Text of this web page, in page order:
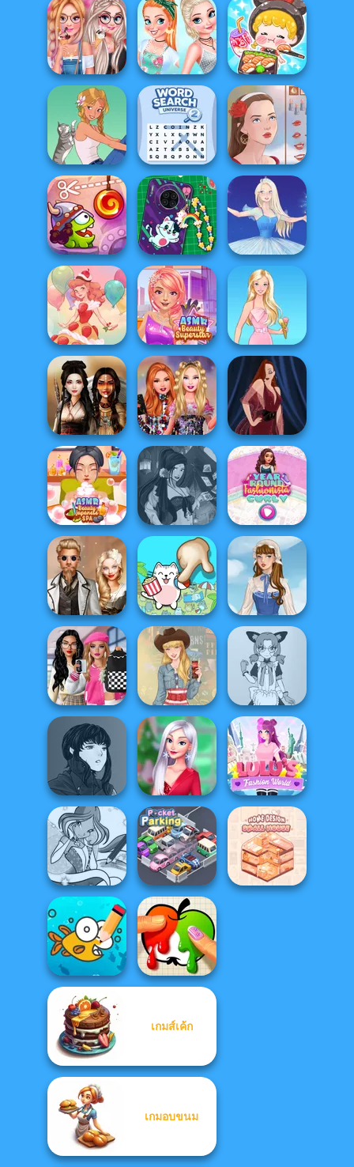
Conveyor Deli Penguin Diner 2
Cotton Candy
Store
Princess We Love
Ice Cream
Princesses
Cooking
Challenge:...
ASMR Girl:
Livestream
Mukbang
A Girl And Her Pet
Word Search
Universe 2
Portrait Maker
Cut The Rope:
Time Travel
DIY Phone Case
Shop
Ice Ballerina
Dessert Girl
ASMR Beauty
Superstar
Barbie
Battle Maidens
Bestie Birthday
Surprise
Pin-up Jessica
ASMR Beauty
Japanese Spa
Fantasy Fortune
Teller
Year Round
Fashionista Curly
Steampunk
Wedding
Spot The Cat French Folklore
Bab's Back to
School Style
Cha...
Americana
Tokyo Mew Mew
Creator
Manga Creator
Vampire Hunter
P...
My Christmas
Party Prep
Lulus Fashion
World
Winx Paint Fairy
Color
Pocket Parking
Cute Coloring
Games
เกมส์เค้ก
เกมอบขนม